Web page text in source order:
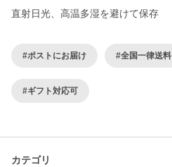
直射日光、高温多湿を避けて保存
#ポストにお届け #全国一律送料
#ギフト対応可
カテゴリ